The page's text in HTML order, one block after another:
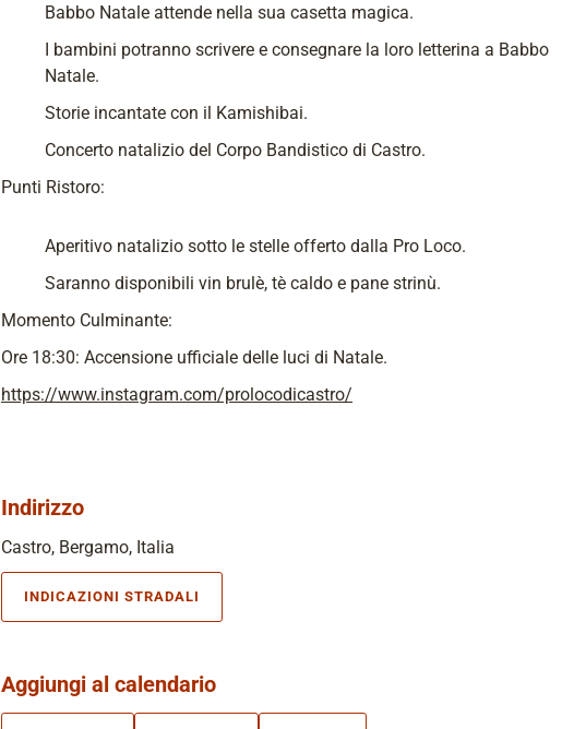
Babbo Natale attende nella sua casetta magica.
I bambini potranno scrivere e consegnare la loro letterina a Babbo
Natale.
Storie incantate con il Kamishibai.
Concerto natalizio del Corpo Bandistico di Castro.
Punti Ristoro:
Aperitivo natalizio sotto le stelle offerto dalla Pro Loco.
Saranno disponibili vin brulè, tè caldo e pane strinù.
Momento Culminante:
Ore 18:30: Accensione ufficiale delle luci di Natale.
https://www.instagram.com/prolocodicastro/
Indirizzo
Castro, Bergamo, Italia
INDICAZIONI STRADALI
Aggiungi al calendario